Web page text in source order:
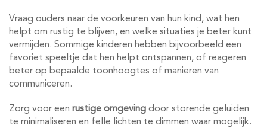
Vraag ouders naar de voorkeuren van hun kind, wat hen
helpt om rustig te blijven, en welke situaties je beter kunt
vermijden. Sommige kinderen hebben bijvoorbeeld een
favoriet speeltje dat hen helpt ontspannen, of reageren
beter op bepaalde toonhoogtes of manieren van
communiceren.
Zorg voor een rustige omgeving door storende geluiden
te minimaliseren en felle lichten te dimmen waar mogelijk.